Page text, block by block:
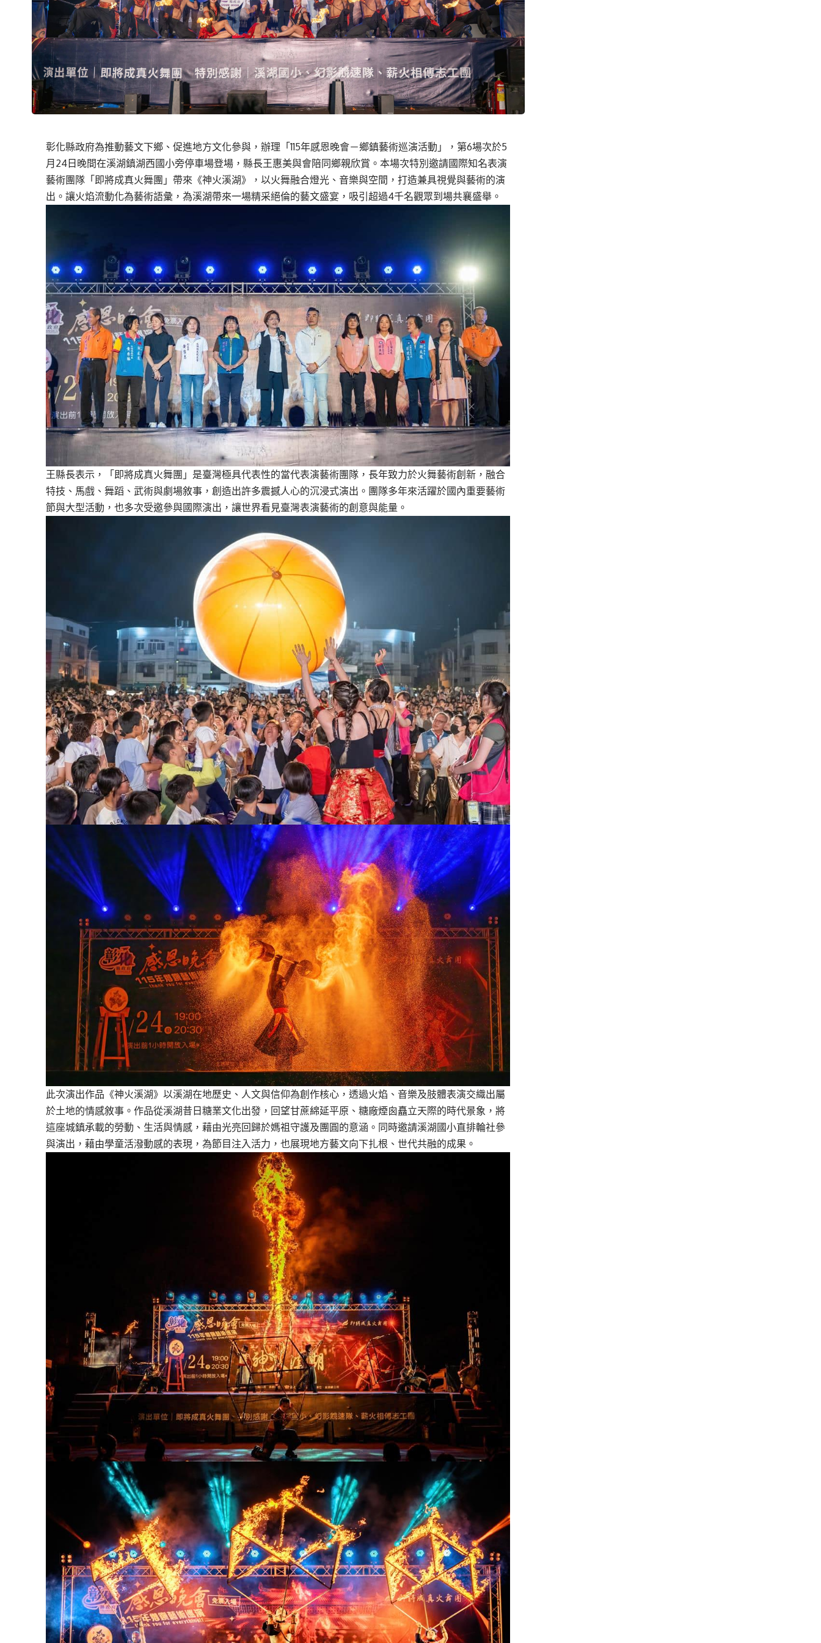
彰化縣政府為推動藝文下鄉、促進地方文化參與，辦理「115年感恩晚會－鄉鎮藝術巡演活動」，第6場次於5
月24日晚間在溪湖鎮湖西國小旁停車場登場，縣長王惠美與會陪同鄉親欣賞。本場次特別邀請國際知名表演
藝術團隊「即將成真火舞團」帶來《神火溪湖》，以火舞融合燈光、音樂與空間，打造兼具視覺與藝術的演
出。讓火焰流動化為藝術語彙，為溪湖帶來一場精采絕倫的藝文盛宴，吸引超過4千名觀眾到場共襄盛舉。
王縣長表示，「即將成真火舞團」是臺灣極具代表性的當代表演藝術團隊，長年致力於火舞藝術創新，融合
特技、馬戲、舞蹈、武術與劇場敘事，創造出許多震撼人心的沉浸式演出。團隊多年來活躍於國內重要藝術
節與大型活動，也多次受邀參與國際演出，讓世界看見臺灣表演藝術的創意與能量。
此次演出作品《神火溪湖》以溪湖在地歷史、人文與信仰為創作核心，透過火焰、音樂及肢體表演交織出屬
於土地的情感敘事。作品從溪湖昔日糖業文化出發，回望甘蔗綿延平原、糖廠煙囪矗立天際的時代景象，將
這座城鎮承載的勞動、生活與情感，藉由光亮回歸於媽祖守護及團圓的意涵。同時邀請溪湖國小直排輪社參
與演出，藉由學童活潑動感的表現，為節目注入活力，也展現地方藝文向下扎根、世代共融的成果。